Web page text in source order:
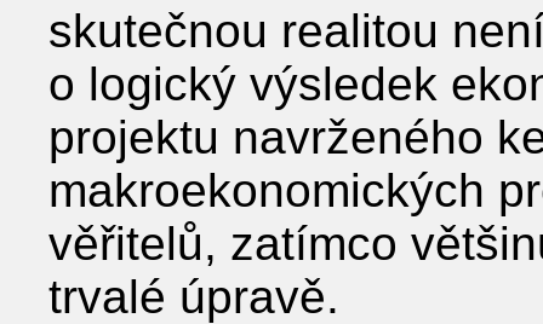
skutečnou realitou
o logický výsledek
projektu navrženého
makroekonomických
věřitelů, zatímco
trvalé úpravě.